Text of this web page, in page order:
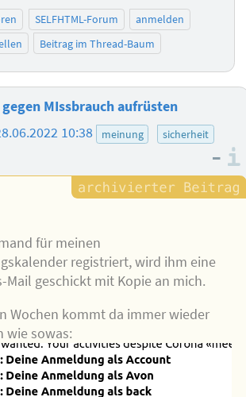
SELFHTML-Forum
anmelden
Beitrag im Thread-Baum
MIssbrauch aufrüsten
10:38 meinung sicherheit
–
für meinen
registriert, wird ihm eine
Mail geschickt mit Kopie an mich.
Wochen kommt da immer wieder
wie sowas: